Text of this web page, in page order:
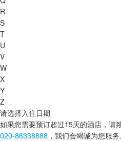
R
S
T
U
V
W
X
Y
Z
请选择入住日期
如果您需要预订超过15天的酒店，请
020-86338888 ，我们会竭诚为您服务。